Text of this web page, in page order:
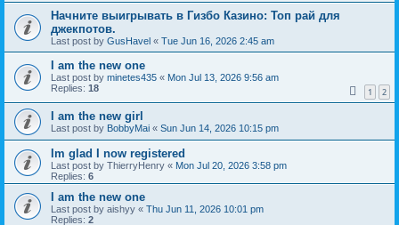
Начните выигрывать в Гизбо Казино: Топ рай для
джекпотов.
Last post by GusHavel « Tue Jun 16, 2026 2:45 am
I am the new one
Last post by minetes435 « Mon Jul 13, 2026 9:56 am
Replies: 18 1 2
I am the new girl
Last post by BobbyMai « Sun Jun 14, 2026 10:15 pm
Im glad I now registered
Last post by ThierryHenry « Mon Jul 20, 2026 3:58 pm
Replies: 6
I am the new one
Last post by aishyy « Thu Jun 11, 2026 10:01 pm
Replies: 2